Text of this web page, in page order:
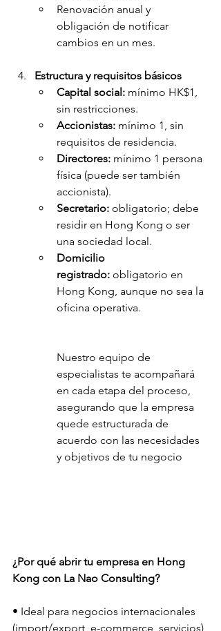
Renovación anual y
obligación de notificar
cambios en un mes.
Estructura y requisitos básicos
Capital social: mínimo HK$1,
sin restricciones.
Accionistas: mínimo 1, sin
requisitos de residencia.
Directores: mínimo 1 persona
física (puede ser también
accionista).
Secretario: obligatorio; debe
residir en Hong Kong o ser
una sociedad local.
Domicilio
registrado: obligatorio en
Hong Kong, aunque no sea la
oficina operativa.
Nuestro equipo de
especialistas te acompañará
en cada etapa del proceso,
asegurando que la empresa
quede estructurada de
acuerdo con las necesidades
y objetivos de tu negocio
¿Por qué abrir tu empresa en Hong
Kong con La Nao Consulting?
• Ideal para negocios internacionales
(import/export, e-commerce, servicios)